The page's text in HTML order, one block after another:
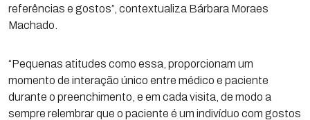
referências e gostos”, contextualiza Bárbara Moraes
Machado.
“Pequenas atitudes como essa, proporcionam um
momento de interação único entre médico e paciente
durante o preenchimento, e em cada visita, de modo a
sempre relembrar que o paciente é um indivíduo com gostos